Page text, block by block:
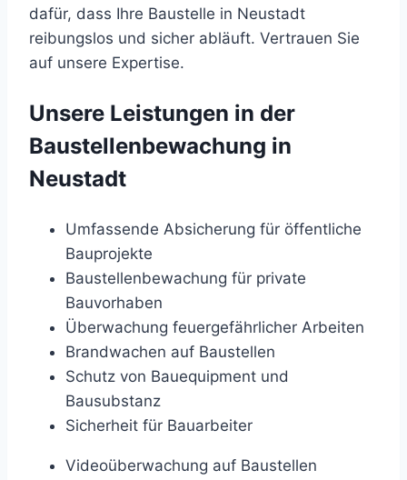
dafür, dass Ihre Baustelle in Neustadt
reibungslos und sicher abläuft. Vertrauen Sie
auf unsere Expertise.
Unsere Leistungen in der
Baustellenbewachung in
Neustadt
Umfassende Absicherung für öffentliche
Bauprojekte
Baustellenbewachung für private
Bauvorhaben
Überwachung feuergefährlicher Arbeiten
Brandwachen auf Baustellen
Schutz von Bauequipment und
Bausubstanz
Sicherheit für Bauarbeiter
Videoüberwachung auf Baustellen